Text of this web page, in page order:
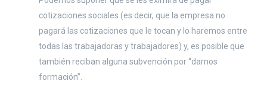
cotizaciones sociales (es decir, que la empresa no
pagará las cotizaciones que le tocan y lo haremos entre
todas las trabajadoras y trabajadores) y, es posible que
también reciban alguna subvención por “darnos
formación”.